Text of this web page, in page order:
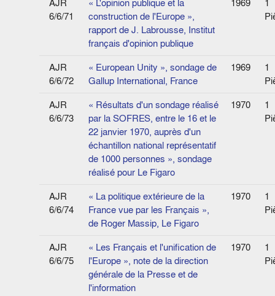
AJR
6/6/71
« L'opinion publique et la
construction de l'Europe »,
rapport de J. Labrousse, Institut
français d'opinion publique
1969
1
AJR
6/6/72
« European Unity », sondage de
Gallup International, France
1969
1
AJR
6/6/73
« Résultats d'un sondage réalisé
par la SOFRES, entre le 16 et le
22 janvier 1970, auprès d'un
échantillon national représentatif
de 1000 personnes », sondage
réalisé pour Le Figaro
1970
1
AJR
6/6/74
« La politique extérieure de la
France vue par les Français »,
de Roger Massip, Le Figaro
1970
1
AJR
6/6/75
« Les Français et l'unification de
l'Europe », note de la direction
générale de la Presse et de
l'information
1970
1